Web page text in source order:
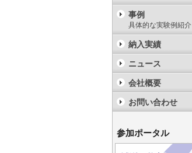
事例
具体的な実験例紹介
納入実績
ニュース
会社概要
お問い合わせ
参加ポータル